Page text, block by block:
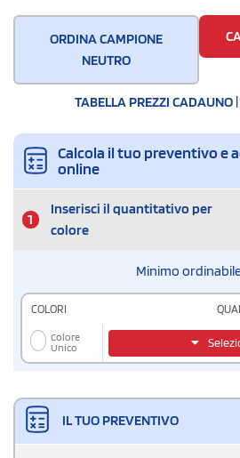
ORDINA CAMPIONE
NEUTRO
TABELLA PREZZI CADAUNO
Calcola il tuo preventivo e
online
1
Inserisci il quantitativo per
colore
Minimo
COLORI
Colore
Unico
IL TUO PREVENTIVO